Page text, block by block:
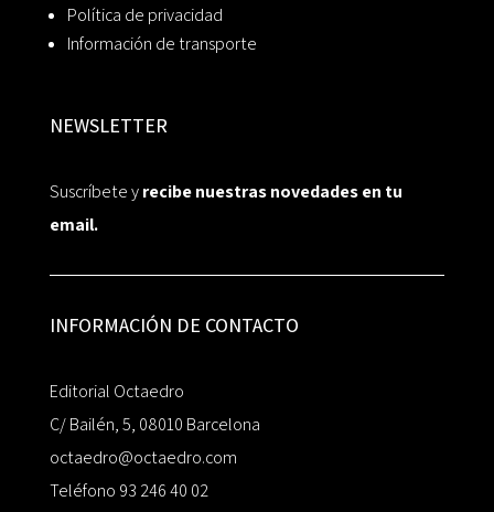
Política de privacidad
Información de transporte
NEWSLETTER
Suscríbete yrecibe nuestras novedades en tu
email.
INFORMACIÓN DE CONTACTO
Editorial Octaedro
C/ Bailén, 5, 08010 Barcelona
octaedro@octaedro.com
Teléfono 93 246 40 02